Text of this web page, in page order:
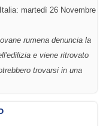
martedì 26 Novembre
rumena denuncia la
e viene ritrovato
trovarsi in una